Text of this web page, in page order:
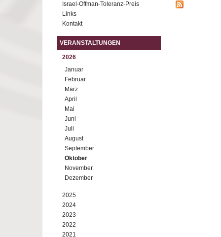
Israel-Offman-Toleranz-Preis
Links
Kontakt
VERANSTALTUNGEN
2026
Januar
Februar
März
April
Mai
Juni
Juli
August
September
Oktober
November
Dezember
2025
2024
2023
2022
2021